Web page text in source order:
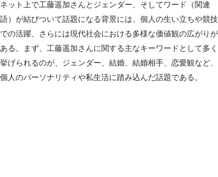
ネット上で工藤遥加さんとジェンダー、そしてワード（関連
語）が結びついて話題になる背景には、個人の生い立ちや競技
での活躍、さらには現代社会における多様な価値観の広がりが
ある。まず、工藤遥加さんに関する主なキーワードとして多く
挙げられるのが、ジェンダー、結婚、結婚相手、恋愛観など、
個人のパーソナリティや私生活に踏み込んだ話題である。